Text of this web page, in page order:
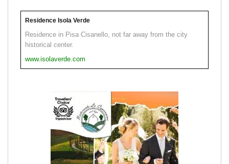
Residence Isola Verde
Residence in Pisa Cisanello, not far away from the city
historical center.
www.isolaverde.com